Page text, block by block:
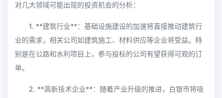
对几大领域可能出现的投资机会的分析：
1. **建筑行业**：基础设施建设的加速将直接推动建筑行
业的需求，相关公司如建筑施工、材料供应等企业将受益。特
别是在公路和水利项目上，参与投标的公司有望获得可观的订
单。
2. **高新技术企业**：随着产业升级的推进，白银市将吸